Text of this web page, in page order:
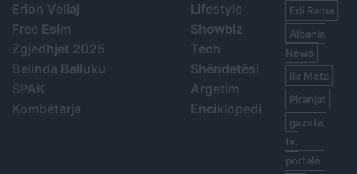
Erion Veliaj
Free Esim
Zgjedhjet 2025
Belinda Balluku
SPAK
Kombëtarja
Lifestyle
Showbiz
Tech
Shëndetësi
Argetim
Enciklopedi
Edi Rama
Albania
News
Ilir Meta
Piranjat
gazeta,
tv,
portale